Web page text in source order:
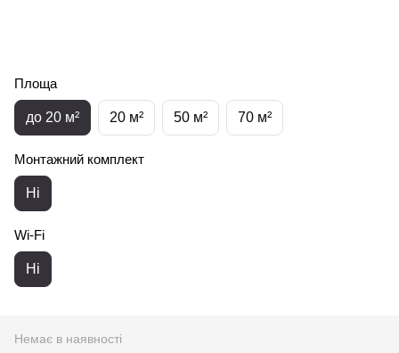
Площа
до 20 м² 20 м² 50 м² 70 м²
Монтажний комплект
Ні
Wi-Fi
Ні
Немає в наявності